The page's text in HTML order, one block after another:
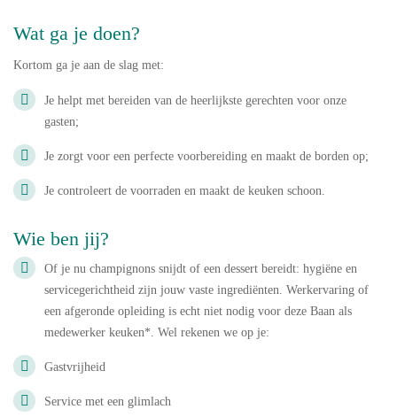
Wat ga je doen?
Kortom ga je aan de slag met:
Je helpt met bereiden van de heerlijkste gerechten voor onze
gasten;
Je zorgt voor een perfecte voorbereiding en maakt de borden op;
Je controleert de voorraden en maakt de keuken schoon.
Wie ben jij?
Of je nu champignons snijdt of een dessert bereidt: hygiëne en
servicegerichtheid zijn jouw vaste ingrediënten. Werkervaring of
een afgeronde opleiding is echt niet nodig voor deze Baan als
medewerker keuken*. Wel rekenen we op je:
Gastvrijheid
Service met een glimlach